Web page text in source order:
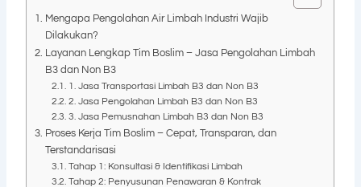
Mengapa Pengolahan Air Limbah Industri Wajib
Dilakukan?
Layanan Lengkap Tim Boslim – Jasa Pengolahan Limbah
B3 dan Non B3
1. Jasa Transportasi Limbah B3 dan Non B3
2. Jasa Pengolahan Limbah B3 dan Non B3
3. Jasa Pemusnahan Limbah B3 dan Non B3
Proses Kerja Tim Boslim – Cepat, Transparan, dan
Terstandarisasi
Tahap 1: Konsultasi & Identifikasi Limbah
Tahap 2: Penyusunan Penawaran & Kontrak